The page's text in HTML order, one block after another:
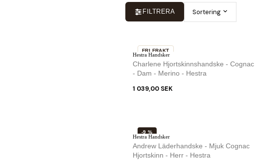
FILTRERA Sortering
Hestra Handsker
Charlene Hjortskinnshandske - Cognac
- Dam - Merino - Hestra
1 039,00 SEK
FRI FRAKT
Hestra Handsker
Andrew Läderhandske - Mjuk Cognac
Hjortskinn - Herr - Hestra
-9 %